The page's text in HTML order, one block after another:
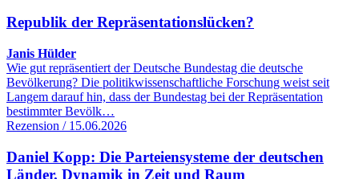
Republik der Repräsentationslücken?
Janis Hülder
Wie gut repräsentiert der Deutsche Bundestag die deutsche
Bevölkerung? Die politikwissenschaftliche Forschung weist seit
Langem darauf hin, dass der Bundestag bei der Repräsentation
bestimmter Bevölk…
Rezension / 15.06.2026
Daniel Kopp: Die Parteiensysteme der deutschen
Länder. Dynamik in Zeit und Raum